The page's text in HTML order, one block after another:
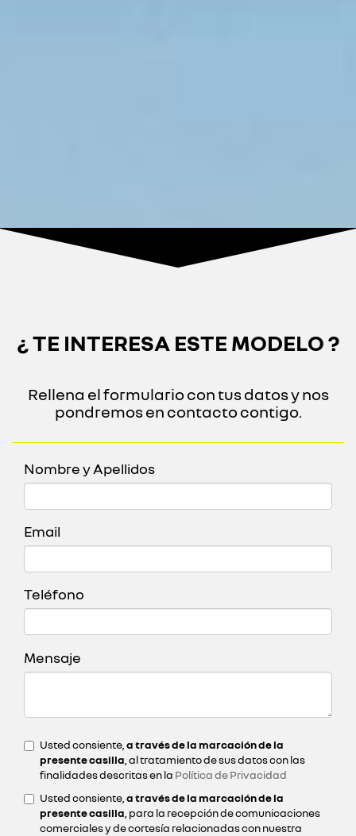
¿ TE INTERESA ESTE MODELO ?
Rellena el formulario con tus datos y nos
pondremos en contacto contigo.
Nombre y Apellidos
Email
Teléfono
Mensaje
Usted consiente, a través de la marcación de la
presente casilla , al tratamiento de sus datos con las
finalidades descritas en la Política de Privacidad
Usted consiente, a través de la marcación de la
presente casilla , para la recepción de comunicaciones
comerciales y de cortesía relacionadas con nuestra